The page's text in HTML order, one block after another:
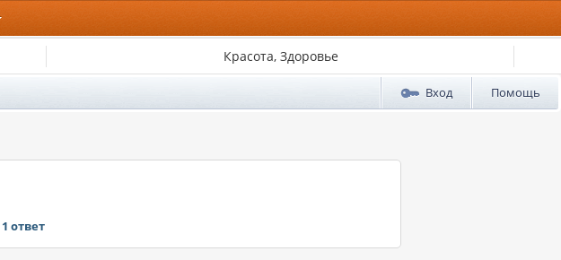
Красота, Здоровье
Вход Помощь
1 ответ